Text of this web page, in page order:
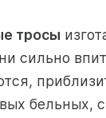
тросы
сильно
бельных,